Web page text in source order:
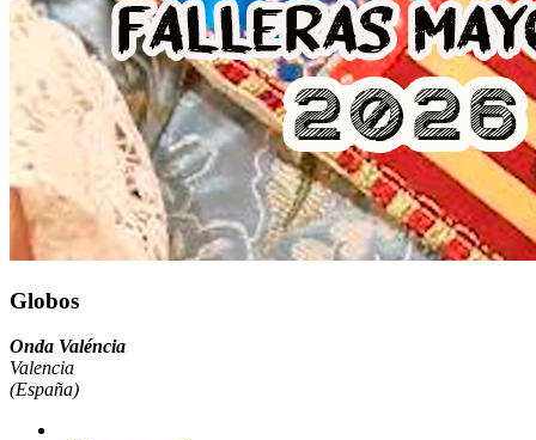
Globos
Onda Valéncia
Valencia
(España)